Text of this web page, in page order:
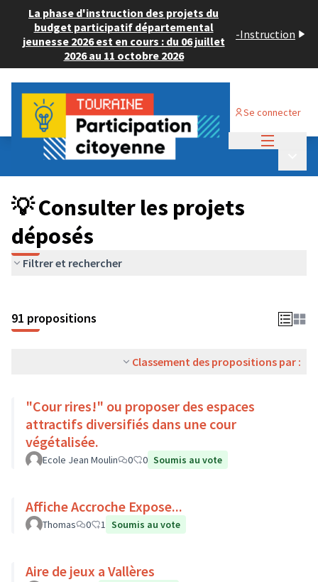
La phase d'instruction des projets du
budget participatif départemental
jeunesse 2026 est en cours : du 06 juillet
2026 au 11 octobre 2026
-Instruction
Se connecter
Budget Participatif JEUNESSE 2024
💡 Consulter les projets déposés
💡 Consulter les projets
déposés
Filtrer et rechercher
91 propositions
Classement des propositions par :
"Cour rires!" ou proposer des espaces
attractifs diversifiés dans une cour
végétalisée.
Ecole Jean Moulin 0 0 Soumis au vote
Affiche Accroche Expose...
Thomas 0 1 Soumis au vote
Aire de jeux a Vallères